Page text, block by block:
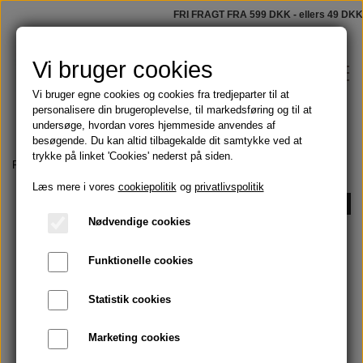
FRI FRAGT FRA 599 DKK - ellers 49 DKK
Shop
Skægolie og barbering
Håndmalede badeforhæng
Blog
Om
Forside Olier Bog om æteriske olier
Vi bruger cookies
Vi bruger egne cookies og cookies fra tredjeparter til at
personalisere din brugeroplevelse, til markedsføring og til at
undersøge, hvordan vores hjemmeside anvendes af
besøgende. Du kan altid tilbagekalde dit samtykke ved at
trykke på linket 'Cookies' nederst på siden.
Læs mere i vores cookiepolitikog privatlivspolitik
Nødvendige cookies
Funktionelle cookies
Statistik cookies
Marketing cookies